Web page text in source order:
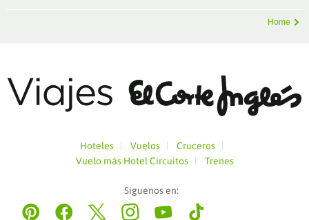
Home
Hoteles Vuelos
Cruceros
Vuelo más Hotel Circuitos Trenes
Siguenos en:
Pinterest FacebookTwitter InstagramYouTube